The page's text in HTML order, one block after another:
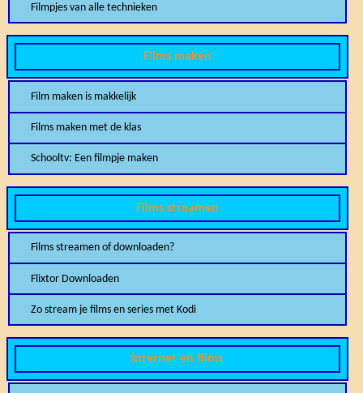
Filmpjes van alle technieken
Films maken
Film maken is makkelijk
Films maken met de klas
Schooltv: Een filmpje maken
Films streamen
Films streamen of downloaden?
Flixtor Downloaden
Zo stream je films en series met Kodi
Internet en films